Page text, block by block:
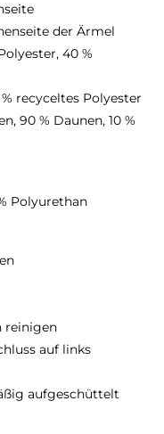
der Ärmel
40 %
recyceltes Polyester
90 % Daunen, 10 %
Polyurethan
reinigen
auf links
aufgeschüttelt